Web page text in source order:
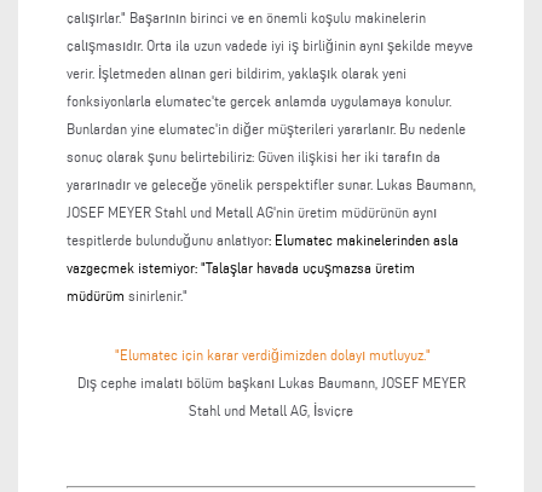
çalışırlar." Başarının birinci ve en önemli koşulu makinelerin
çalışmasıdır. Orta ila uzun vadede iyi iş birliğinin aynı şekilde meyve
verir. İşletmeden alınan geri bildirim, yaklaşık olarak yeni
fonksiyonlarla elumatec'te gerçek anlamda uygulamaya konulur.
Bunlardan yine elumatec'in diğer müşterileri yararlanır. Bu nedenle
sonuç olarak şunu belirtebiliriz: Güven ilişkisi her iki tarafın da
yararınadır ve geleceğe yönelik perspektifler sunar. Lukas Baumann,
JOSEF MEYER Stahl und Metall AG'nin üretim müdürünün aynı
tespitlerde bulunduğunu anlatıyor: Elumatec makinelerinden asla
vazgeçmek istemiyor: "Talaşlar havada uçuşmazsa üretim
müdürüm sinirlenir."
"Elumatec için karar verdiğimizden dolayı mutluyuz."
Dış cephe imalatı bölüm başkanı Lukas Baumann, JOSEF MEYER
Stahl und Metall AG, İsviçre